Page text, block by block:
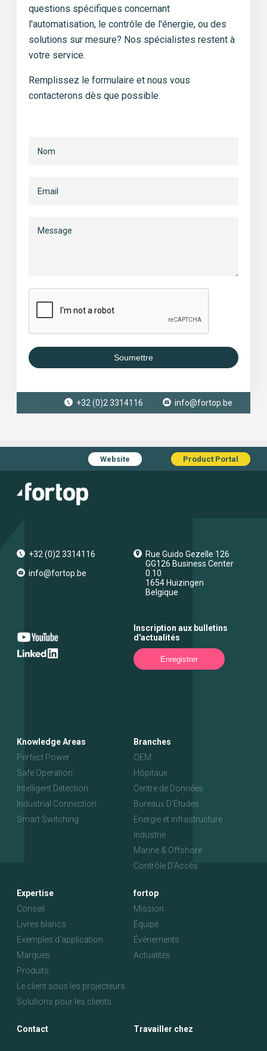
questions spécifiques concernant
l'automatisation, le contrôle de l'énergie, ou des
solutions sur mesure? Nos spécialistes restent à
votre service.
Remplissez le formulaire et nous vous
contacterons dès que possible.
Soumettre
+32 (0)2 3314116 info@fortop.be
Website Product Portal
+32 (0)2 3314116
info@fortop.be
Rue Guido Gezelle 126
GG126 Business Center
0.10
1654 Huizingen
Belgique
Inscription aux bulletins
d'actualités
Enregistrer
Knowledge Areas
Perfect Power
Safe Operation
Intelligent Detection
Industrial Connection
Smart Switching
Branches
OEM
Hôpitaux
Centre de Données
Bureaux D'Études
Energie et infrastructure
Industrie
Marine & Offshore
Contrôle D'Accès
Expertise
Conseil
Livres blancs
Exemples d'application
Marques
Produits
Le client sous les projecteurs
Solutions pour les clients
fortop
Mission
Équipe
Événements
Actualités
Contact Travailler chez